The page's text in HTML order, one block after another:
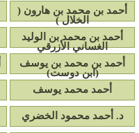
أحمد بن محمد بن هارون (
الخلال )
أحمد بن محمد بن الوليد
الغساني الأزرقي
أحمد بن محمد بن يوسف
(ابن دوست)
أحمد محمد يوسف
د. أحمد محمود الخضري